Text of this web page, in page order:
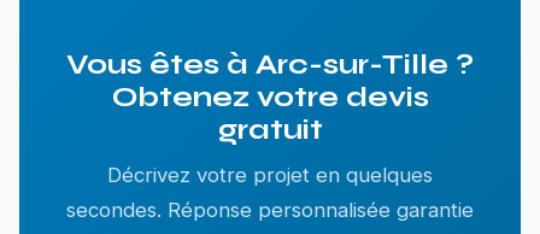
Vous êtes à Arc-sur-Tille ?
Obtenez votre devis
gratuit
Décrivez votre projet en quelques
secondes. Réponse personnalisée garantie